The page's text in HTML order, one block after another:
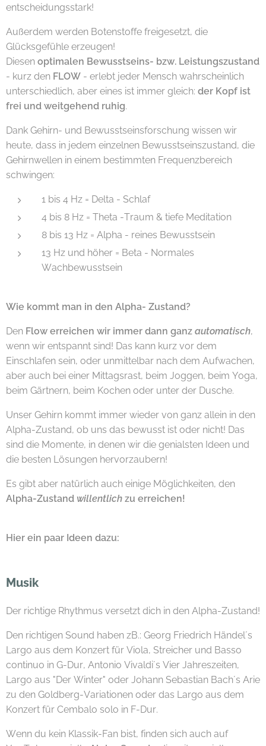
entscheidungsstark!
Außerdem werden Botenstoffe freigesetzt, die
Glücksgefühle erzeugen!
Diesen optimalen Bewusstseins- bzw. Leistungszustand
- kurz den FLOW - erlebt jeder Mensch wahrscheinlich
unterschiedlich, aber eines ist immer gleich: der Kopf ist
frei und weitgehend ruhig.
Dank Gehirn- und Bewusstseinsforschung wissen wir
heute, dass in jedem einzelnen Bewusstseinszustand, die
Gehirnwellen in einem bestimmten Frequenzbereich
schwingen:
1 bis 4 Hz = Delta - Schlaf
4 bis 8 Hz = Theta -Traum & tiefe Meditation
8 bis 13 Hz = Alpha - reines Bewusstsein
13 Hz und höher = Beta - Normales
Wachbewusstsein
Wie kommt man in den Alpha- Zustand?
Den Flow erreichen wir immer dann ganz automatisch,
wenn wir entspannt sind! Das kann kurz vor dem
Einschlafen sein, oder unmittelbar nach dem Aufwachen,
aber auch bei einer Mittagsrast, beim Joggen, beim Yoga,
beim Gärtnern, beim Kochen oder unter der Dusche.
Unser Gehirn kommt immer wieder von ganz allein in den
Alpha-Zustand, ob uns das bewusst ist oder nicht! Das
sind die Momente, in denen wir die genialsten Ideen und
die besten Lösungen hervorzaubern!
Es gibt aber natürlich auch einige Möglichkeiten, den
Alpha-Zustand willentlich zu erreichen!
Hier ein paar Ideen dazu:
Musik
Der richtige Rhythmus versetzt dich in den Alpha-Zustand!
Den richtigen Sound haben zB.: Georg Friedrich Händel´s
Largo aus dem Konzert für Viola, Streicher und Basso
continuo in G-Dur, Antonio Vivaldi´s Vier Jahreszeiten,
Largo aus "Der Winter" oder Johann Sebastian Bach´s Arie
zu den Goldberg-Variationen oder das Largo aus dem
Konzert für Cembalo solo in F-Dur.
Wenn du kein Klassik-Fan bist, finden sich auch auf